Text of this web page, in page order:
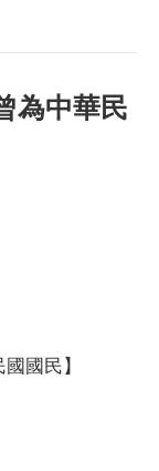
為中華民
國民】